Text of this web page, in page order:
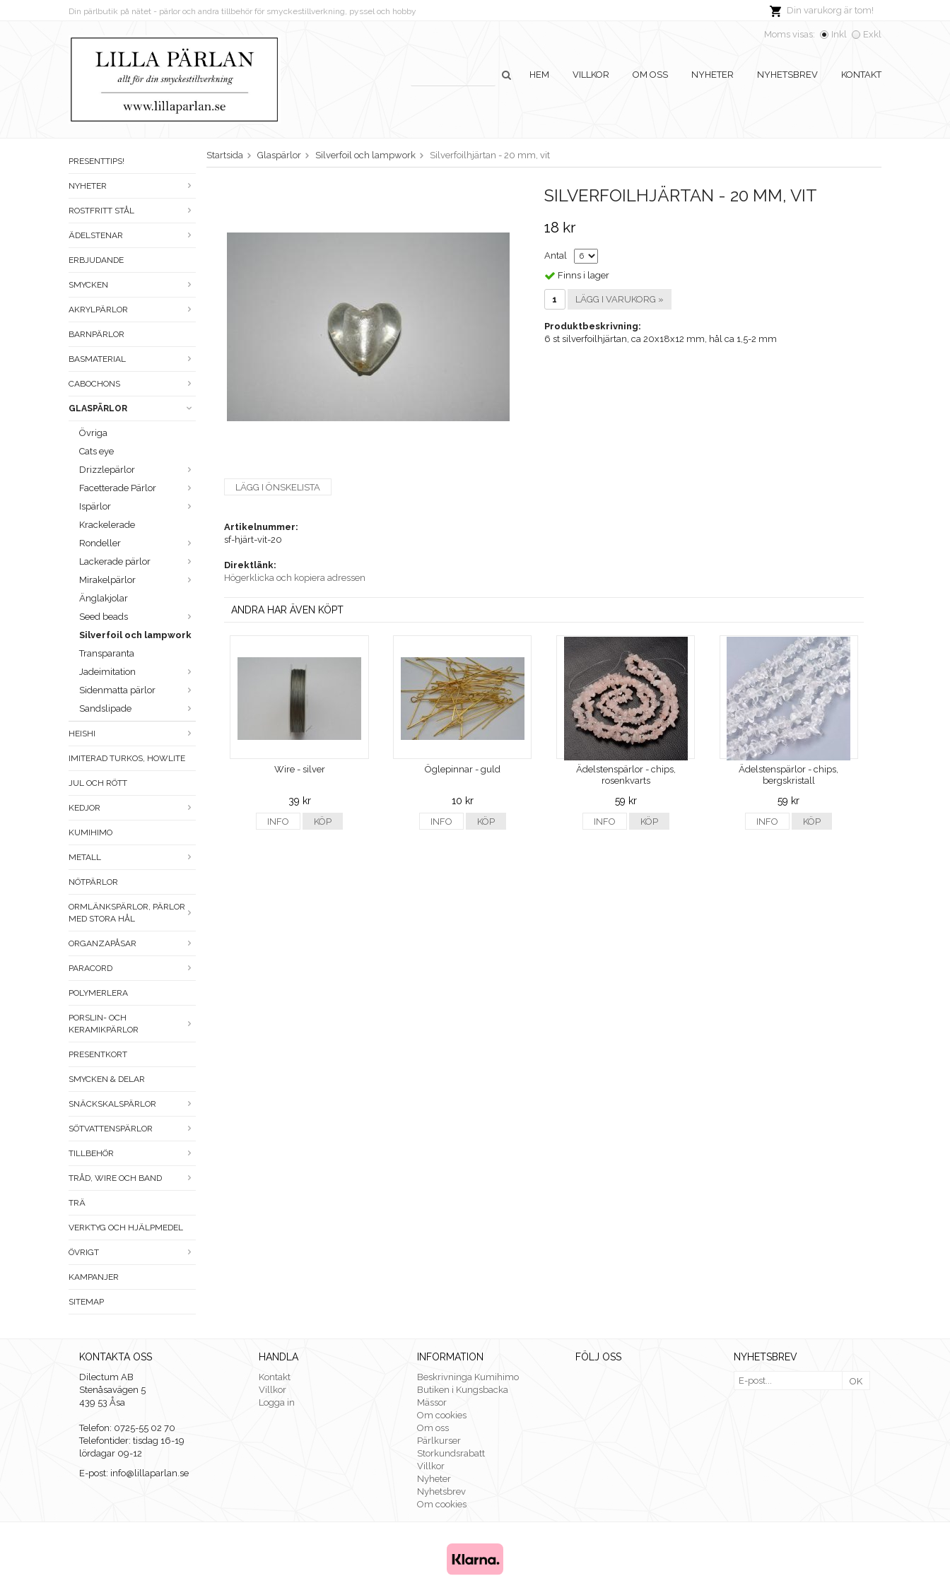
Din varukorg är tom!
Din pärlbutik på nätet - pärlor och andra tillbehör för smyckestillverkning, pyssel och hobby
Moms visas: Inkl Exkl
HEM VILLKOR OM OSS NYHETER NYHETSBREV KONTAKT
PRESENTTIPS!
NYHETER
ROSTFRITT STÅL
ÄDELSTENAR
ERBJUDANDE
SMYCKEN
AKRYLPÄRLOR
BARNPÄRLOR
BASMATERIAL
CABOCHONS
GLASPÄRLOR
Övriga
Cats eye
Drizzlepärlor
Facetterade Pärlor
Ispärlor
Krackelerade
Rondeller
Lackerade pärlor
Mirakelpärlor
Änglakjolar
Seed beads
Silverfoil och lampwork
Transparanta
Jadeimitation
Sidenmatta pärlor
Sandslipade
HEISHI
IMITERAD TURKOS, HOWLITE
JUL OCH RÖTT
KEDJOR
KUMIHIMO
METALL
NÖTPÄRLOR
ORMLÄNKSPÄRLOR, PÄRLOR
MED STORA HÅL
ORGANZAPÅSAR
PARACORD
POLYMERLERA
PORSLIN- OCH
KERAMIKPÄRLOR
PRESENTKORT
SMYCKEN & DELAR
SNÄCKSKALSPÄRLOR
SÖTVATTENSPÄRLOR
TILLBEHÖR
TRÅD, WIRE OCH BAND
TRÄ
VERKTYG OCH HJÄLPMEDEL
ÖVRIGT
KAMPANJER
SITEMAP
Startsida Glaspärlor Silverfoil och lampwork Silverfoilhjärtan - 20 mm, vit
SILVERFOILHJÄRTAN - 20 MM, VIT
18 kr
Antal
Finns i lager
LÄGG I VARUKORG »
Produktbeskrivning:
6 st silverfoilhjärtan, ca 20x18x12 mm, hål ca 1,5-2 mm
LÄGG I ÖNSKELISTA
Artikelnummer:
sf-hjärt-vit-20
Direktlänk:
Högerklicka och kopiera adressen
ANDRA HAR ÄVEN KÖPT
Wire - silver
39 kr
INFO KÖP
Öglepinnar - guld
10 kr
INFO KÖP
Ädelstenspärlor - chips,
rosenkvarts
59 kr
INFO KÖP
Ädelstenspärlor - chips,
bergskristall
59 kr
INFO KÖP
KONTAKTA OSS
Dilectum AB
Stenåsavägen 5
439 53 Åsa
Telefon: 0725-55 02 70
Telefontider: tisdag 16-19
lördagar 09-12
E-post: info@lillaparlan.se
HANDLA
Kontakt
Villkor
Logga in
INFORMATION
Beskrivninga Kumihimo
Butiken i Kungsbacka
Mässor
Om cookies
Om oss
Pärlkurser
Storkundsrabatt
Villkor
Nyheter
Nyhetsbrev
Om cookies
FÖLJ OSS NYHETSBREV
OK